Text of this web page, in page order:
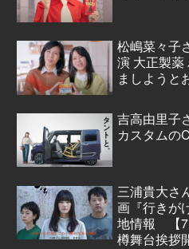
松嶋菜々子
演 大正製薬
ましようと
吉高由里子
カスタムの
三浦貴大さ
画『行きが
地情報 【7
樽舞台挨拶